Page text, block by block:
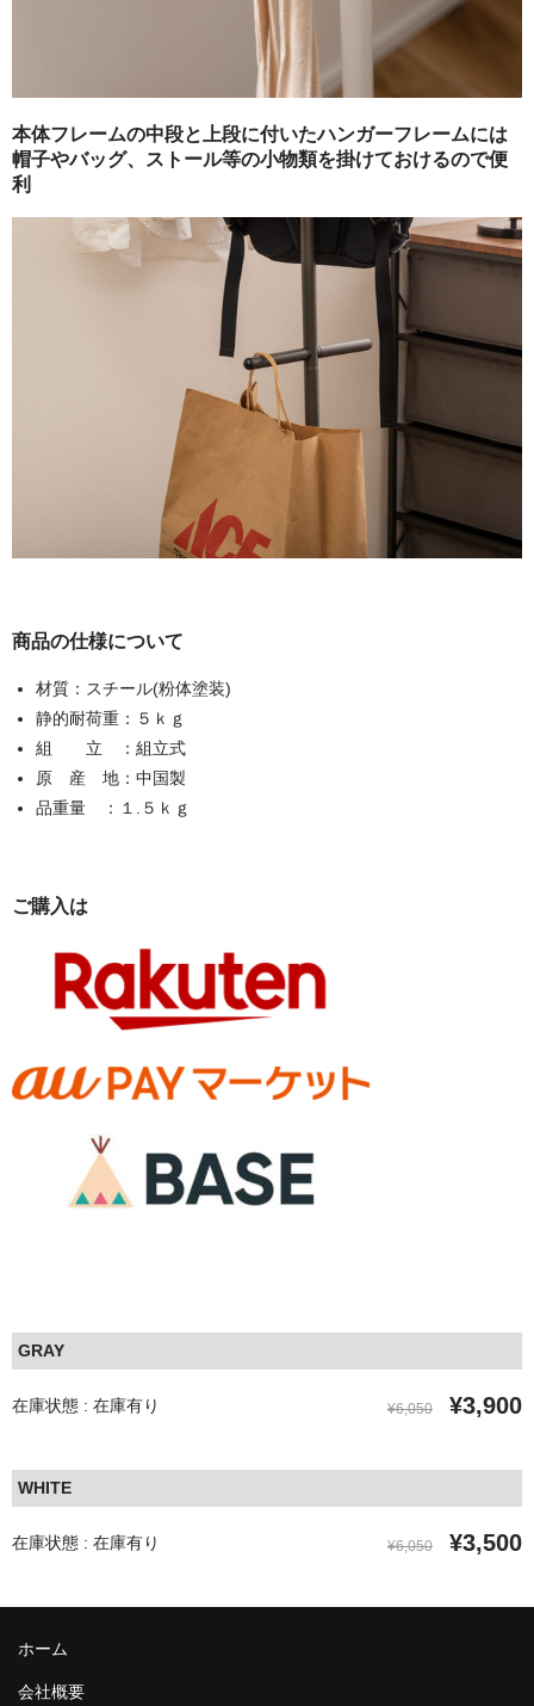
本体フレームの中段と上段に付いたハンガーフレームには
帽子やバッグ、ストール等の小物類を掛けておけるので便
利
商品の仕様について
材質：スチール(粉体塗装)
静的耐荷重：５ｋｇ
組 立 ：組立式
原 産 地：中国製
品重量 ：１.５ｋｇ
ご購入は
GRAY
在庫状態 : 在庫有り ¥6,050 ¥3,900
WHITE
在庫状態 : 在庫有り ¥6,050 ¥3,500
ホーム
会社概要